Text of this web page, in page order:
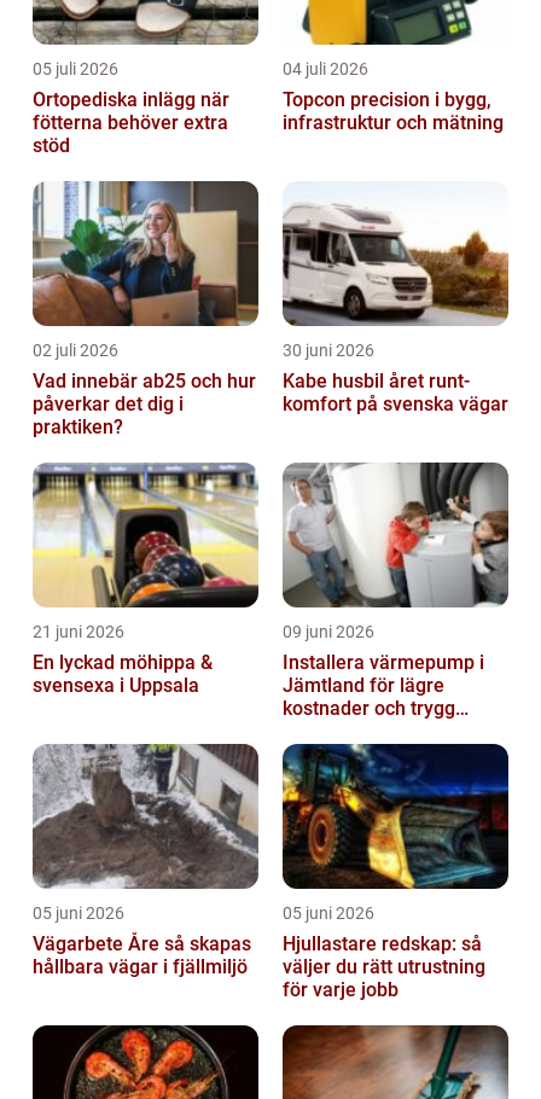
05 juli 2026
Ortopediska inlägg när
fötterna behöver extra
stöd
04 juli 2026
Topcon precision i bygg,
infrastruktur och mätning
02 juli 2026
Vad innebär ab25 och hur
påverkar det dig i
praktiken?
30 juni 2026
Kabe husbil året runt-
komfort på svenska vägar
21 juni 2026
En lyckad möhippa &
svensexa i Uppsala
09 juni 2026
Installera värmepump i
Jämtland för lägre
kostnader och trygg
05 juni 2026
Vägarbete Åre så skapas
hållbara vägar i fjällmiljö
05 juni 2026
Hjullastare redskap: så
väljer du rätt utrustning
för varje jobb